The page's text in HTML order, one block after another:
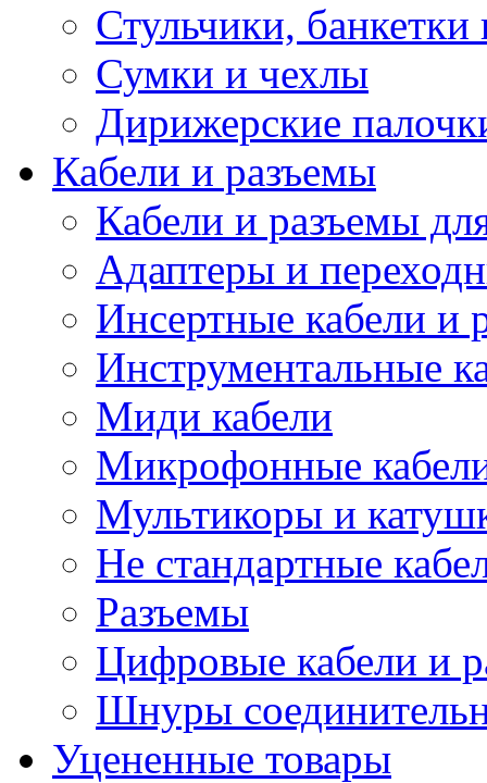
Стульчики, банкетки
Сумки и чехлы
Дирижерские
Кабели и разъемы
Кабели и разъемы
Адаптеры и
Инсертные кабели и
Инструментальные
Миди кабели
Микрофонные
Мультикоры и
Не стандартные
Разъемы
Цифровые кабели и
Шнуры
Уцененные товары